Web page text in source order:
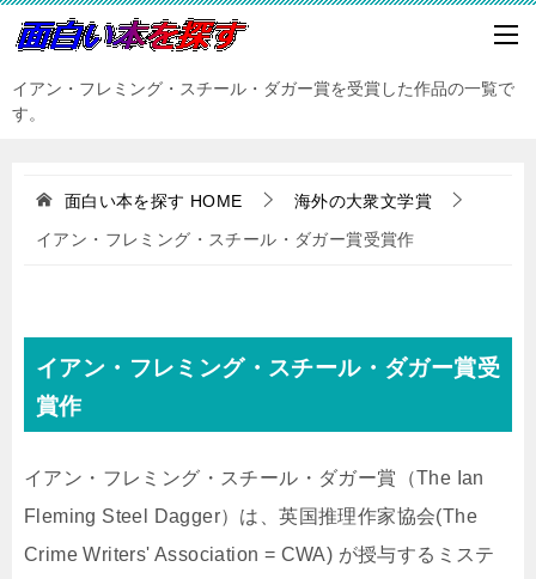
イアン・フレミング・スチール・ダガー賞を受賞した作品の一覧で
す。
面白い本を探す HOME
海外の大衆文学賞
イアン・フレミング・スチール・ダガー賞受賞作
イアン・フレミング・スチール・ダガー賞受
賞作
イアン・フレミング・スチール・ダガー賞（The Ian
Fleming Steel Dagger）は、英国推理作家協会(The
Crime Writers' Association = CWA) が授与するミステ